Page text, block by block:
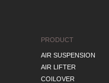
PRODUCT
AIR SUSPENSION
AIR LIFTER
COILOVER